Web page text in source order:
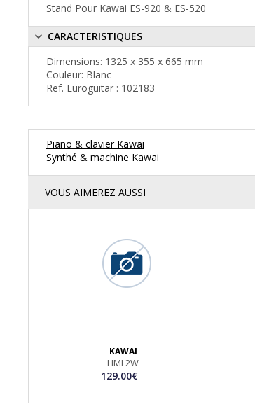
Stand Pour Kawai ES-920 & ES-520
CARACTERISTIQUES
Dimensions: 1325 x 355 x 665 mm
Couleur: Blanc
Ref. Euroguitar : 102183
Piano & clavier Kawai
Synthé & machine Kawai
VOUS AIMEREZ AUSSI
KAWAI
HML2W
129.00€